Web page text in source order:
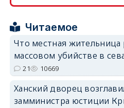
Читаемое
Что местная жительница
массовом убийстве в
21 10669
Ханский дворец
замминистра юстиции